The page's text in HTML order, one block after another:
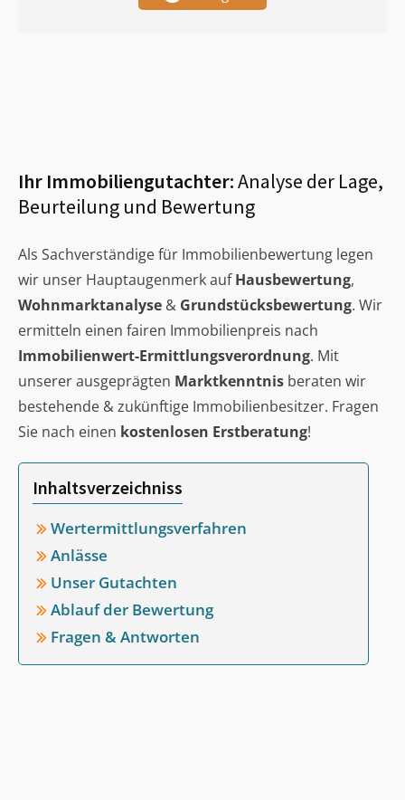
Ihr Immobiliengutachter:Analyse der Lage,
Beurteilung und Bewertung
Als Sachverständige für Immobilienbewertung legen
wir unser Hauptaugenmerk aufHausbewertung,
Wohnmarktanalyse & Grundstücksbewertung. Wir
ermitteln einen fairen Immobilienpreis nach
Immobilienwert-Ermittlungsverordnung. Mit
unserer ausgeprägten Marktkenntnis beraten wir
bestehende & zukünftige Immobilienbesitzer. Fragen
Sie nach einen kostenlosen Erstberatung!
Inhaltsverzeichniss
Wertermittlungsverfahren
Anlässe
Unser Gutachten
Ablauf der Bewertung
Fragen & Antworten